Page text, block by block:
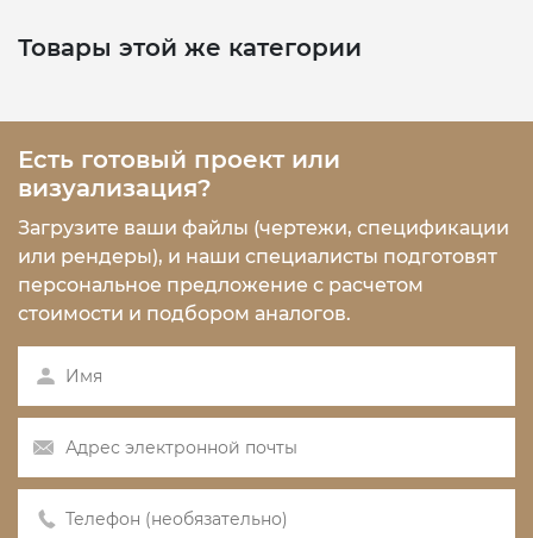
Товары этой же категории
Есть готовый проект или
визуализация?
Загрузите ваши файлы (чертежи, спецификации
или рендеры), и наши специалисты подготовят
персональное предложение с расчетом
стоимости и подбором аналогов.